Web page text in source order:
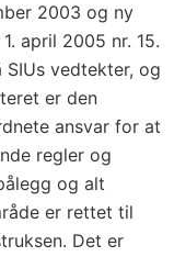
2003 og ny
april 2005 nr. 15.
vedtekter, og
er den
ansvar for at
regler og
og alt
er rettet til
Det er